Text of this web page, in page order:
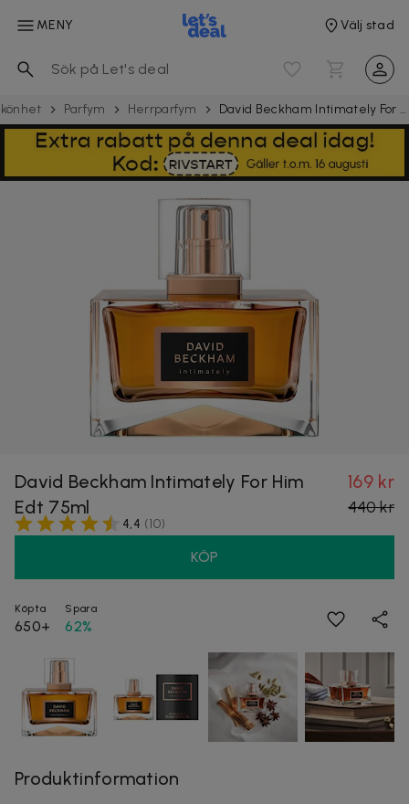
MENY Välj stad
Parfym Herrparfym David Beckham Intimately For Him Edt 75ml
David Beckham Intimately For Him
Edt 75ml
169 kr
440 kr
4,4 (10)
KÖP
Köpta
650+
Spara
62%
Produktinformation